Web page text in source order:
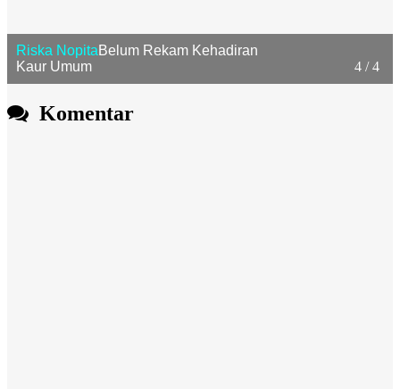
1 / 4
BaharuddinBelum Rekam Kehadiran
Kepala Desa
Komentar